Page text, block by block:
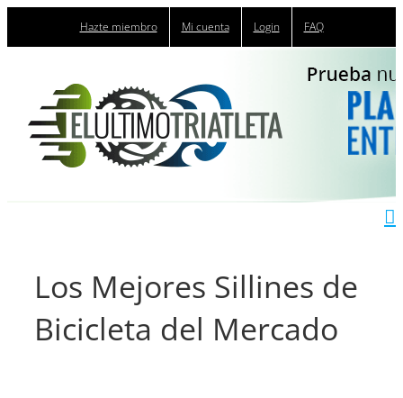
Hazte miembro Mi cuenta Login FAQ
Los Mejores Sillines de
Bicicleta del Mercado